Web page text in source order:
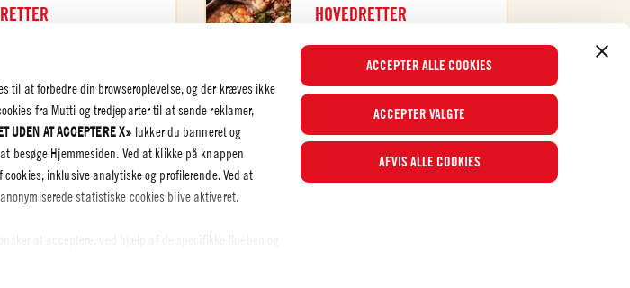
til at forbedre din browseroplevelse, og der kræves ikke
fra Mutti og tredjeparter til at sende reklamer,
UDEN AT ACCEPTERE X» lukker du banneret og
besøge Hjemmesiden. Ved at klikke på knappen
inklusive analytiske og profilerende. Ved at
statistiske cookies blive aktiveret.
at acceptere, ved hjælp af de specifikke flueben og
ACCEPTER ALLE COOKIES
ACCEPTER VALGTE
AFVIS ALLE COOKIES
HOVEDRETTER
Populære opskrifter